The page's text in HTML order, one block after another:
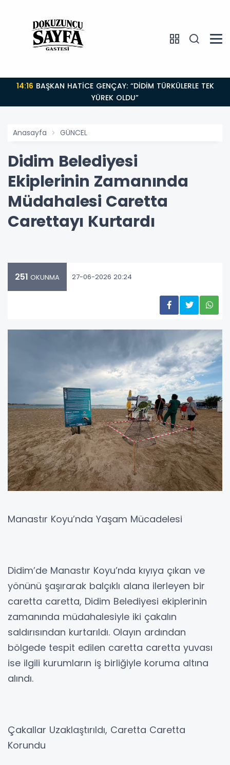
14:16
YÜREK OLDU”
Anasayfa GÜNCEL
Didim Belediyesi
Ekiplerinin Zamanında
Müdahalesi Caretta
Carettayı Kurtardı
251 OKUNMA 27-06-2026 20:24
Manastır Koyu’nda Yaşam Mücadelesi
Didim’de Manastır Koyu’nda kıyıya çıkan ve
yönünü şaşırarak balçıklı alana ilerleyen bir
caretta caretta, Didim Belediyesi ekiplerinin
zamanında müdahalesiyle iki çakalın
saldırısından kurtarıldı. Olayın ardından
bölgede tespit edilen caretta caretta yuvası
ise ilgili kurumların iş birliğiyle koruma altına
alındı.
Çakallar Uzaklaştırıldı, Caretta Caretta
Korundu